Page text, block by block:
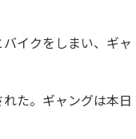
イクをしまい、ギャ
た。ギャングは本日